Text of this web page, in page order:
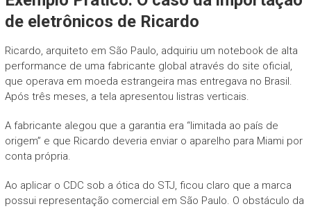
de eletrônicos de Ricardo
Ricardo, arquiteto em São Paulo, adquiriu um notebook de alta
performance de uma fabricante global através do site oficial,
que operava em moeda estrangeira mas entregava no Brasil.
Após três meses, a tela apresentou listras verticais.
A fabricante alegou que a garantia era “limitada ao país de
origem” e que Ricardo deveria enviar o aparelho para Miami por
conta própria.
Ao aplicar o CDC sob a ótica do STJ, ficou claro que a marca
possui representação comercial em São Paulo. O obstáculo da